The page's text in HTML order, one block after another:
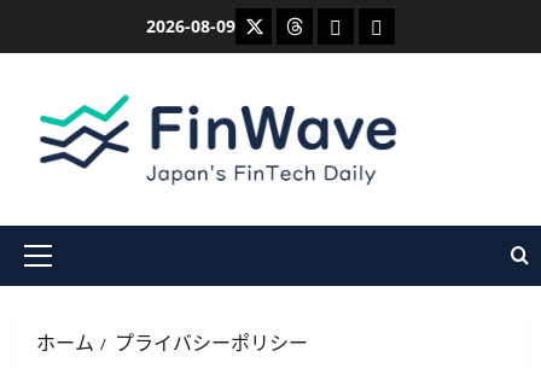
2026-08-09 X ThreadsBlueskyMastodon
メ
メ
ホーム プライバシーポリシー